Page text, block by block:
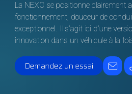
La NEXO se positionne clairement
fonctionnement, douceur de
exceptionnel. Il s’agit ici d’une
innovation dans un véhicule à la
Demandez un essai